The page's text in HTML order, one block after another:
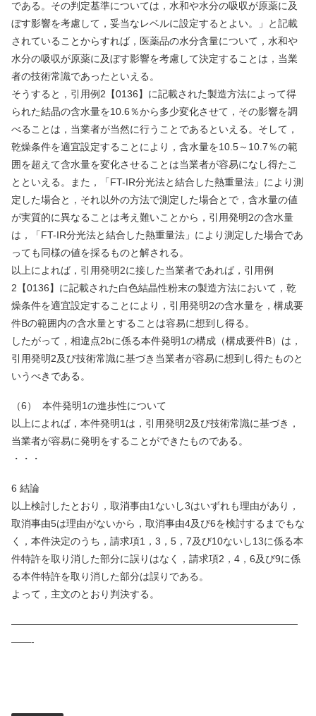
である。その判定基準については，水和や水分の吸収が原薬に及
ぼす影響を考慮して，妥当なレベルに設定するとよい。」と記載
されていることからすれば，医薬品の水分含量について，水和や
水分の吸収が原薬に及ぼす影響を考慮して決定することは，当業
者の技術常識であったといえる。
そうすると，引用例2 【0136】に記載された製造方法によって得
られた結晶の含水量を10.6％から多少変化させて，その影響を調
べることは，当業者が当然に行うことであるといえる。そして，
乾燥条件を適宜設定することにより，含水量を10.5～ 10.7％の範
囲を超えて含水量を変化させることは当業者が容易になし得たこ
とといえる。また，「FT-IR分光法と結合した熱重量法」により測
定した場合と，それ以外の方法で測定した場合とで，含水量の値
が実質的に異なることは考え難いことから，引用発明2の含水量
は，「FT-IR分光法と結合した熱重量法」により測定した場合であ
っても同様の値を採るものと解される。
以上によれば，引用発明2に接した当業者であれば，引用例
2 【0136】に記載された白色結晶性粉末の製造方法において，乾
燥条件を適宜設定することにより，引用発明2の含水量を，構成要
件Bの範囲内の含水量とすることは容易に想到し得る。
したがって，相違点2bに係る本件発明1の構成（構成要件B）は，
引用発明2及び技術常識に基づき当業者が容易に想到し得たものと
いうべきである。
（6） 本件発明1の進歩性について
以上によれば，本件発明1 は，引用発明2及び技術常識に基づき，
当業者が容易に発明をすることができたものである。
・・・
6 結論
以上検討したとおり，取消事由1ないし3はいずれも理由があり，
取消事由5は理由がないから，取消事由4及び6を検討するまでもな
く，本件決定のうち，請求項1，3，5，7及び10ないし13に係る本
件特許を取り消した部分に誤りはなく，請求項2，4，6及び9に係
る本件特許を取り消した部分は誤りである。
よって，主文のとおり判決する。
—————————————————————————————
——-